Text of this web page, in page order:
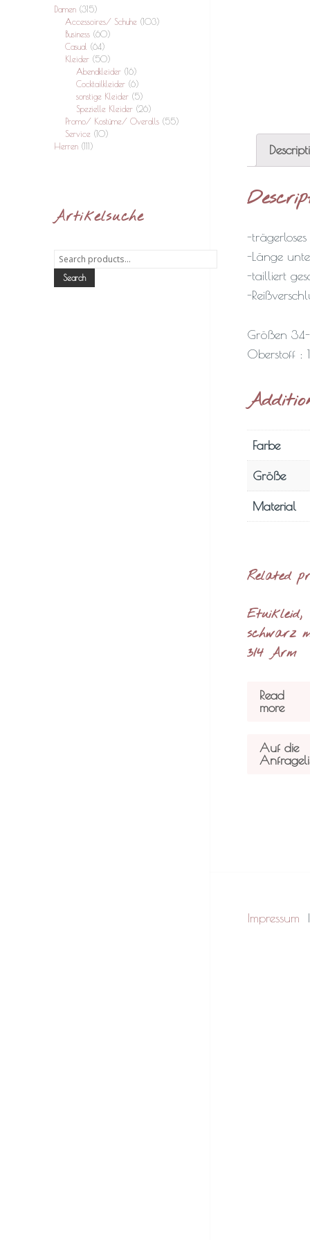
Damen (315)
Accessoires/ Schuhe (103)
Business (60)
Casual (64)
Kleider (50)
Abendkleider (16)
Cocktailkleider (6)
sonstige Kleider (5)
Spezielle Kleider (26)
Promo/ Kostüme/ Overalls (55)
Service (10)
Herren (111)
Artikelsuche
Search
for:
Search
-
-Länge
-tailliert
-
Größen
Oberstoff :
Farbe
Größe
Material
Related
Etuikleid,
schwarz
3/4 Arm
Read
more
Auf die
Impressum